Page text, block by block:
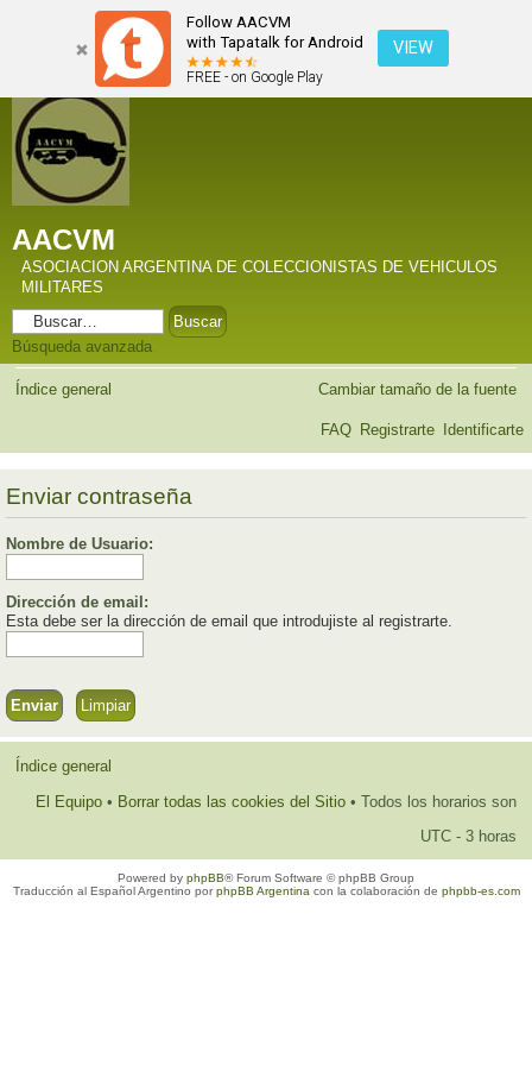
Follow AACVM
with Tapatalk for Android
FREE - on Google Play
VIEW
AACVM
ASOCIACION ARGENTINA DE COLECCIONISTAS DE VEHICULOS
MILITARES
Búsqueda avanzada
Índice general Cambiar tamaño de la fuente
FAQ Registrarte Identificarte
Enviar contraseña
Nombre de Usuario:
Dirección de email:
Esta debe ser la dirección de email que introdujiste al registrarte.
Índice general
El Equipo • Borrar todas las cookies del Sitio • Todos los horarios son
UTC - 3 horas
Powered by phpBB® Forum Software © phpBB Group
Traducción al Español Argentino porphpBB Argentina con la colaboración de phpbb-es.com